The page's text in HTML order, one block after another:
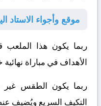
موقع وأجواء الاستاد
ربما يكون هذا
الأهداف في مباراة
ربما يكون الطقس غير
التكيف السريع ويُضيف